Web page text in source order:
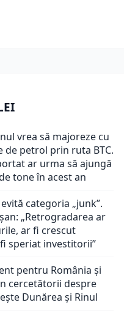
vrea să majoreze cu
de petrol prin ruta BTC.
ar urma să ajungă
tone în acest an
categoria „junk”.
„Retrogradarea ar
ar fi crescut
speriat investitorii”
pentru România și
cercetătorii despre
Dunărea și Rinul